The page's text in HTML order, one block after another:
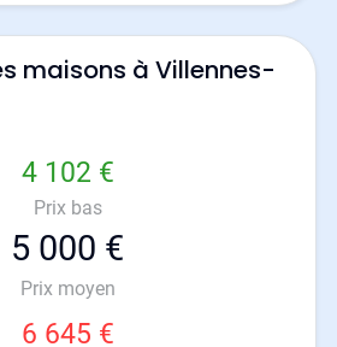
maisons à Villennes-
4 102 €
Prix bas
5 000 €
Prix moyen
6 645 €